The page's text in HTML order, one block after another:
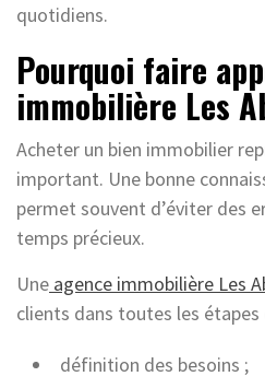
quotidiens.
Pourquoi faire
immobilière Les
Acheter un bien immobilier
important. Une bonne
permet souvent d’éviter des
temps précieux.
Une agence immobilière Les
clients dans toutes les étapes
définition des besoins ;